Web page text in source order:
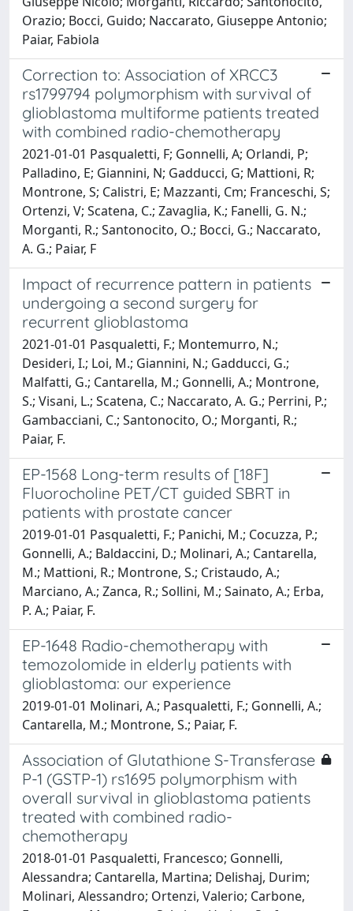
Orazio; Bocci, Guido; Naccarato, Giuseppe Antonio;
Paiar, Fabiola
Correction to: Association of XRCC3
rs1799794 polymorphism with survival of
glioblastoma multiforme patients treated
with combined radio-chemotherapy
2021-01-01 Pasqualetti, F; Gonnelli, A; Orlandi, P;
Palladino, E; Giannini, N; Gadducci, G; Mattioni, R;
Montrone, S; Calistri, E; Mazzanti, Cm; Franceschi, S;
Ortenzi, V; Scatena, C.; Zavaglia, K.; Fanelli, G. N.;
Morganti, R.; Santonocito, O.; Bocci, G.; Naccarato,
A. G.; Paiar, F
Impact of recurrence pattern in patients
undergoing a second surgery for
recurrent glioblastoma
2021-01-01 Pasqualetti, F.; Montemurro, N.;
Desideri, I.; Loi, M.; Giannini, N.; Gadducci, G.;
Malfatti, G.; Cantarella, M.; Gonnelli, A.; Montrone,
S.; Visani, L.; Scatena, C.; Naccarato, A. G.; Perrini, P.;
Gambacciani, C.; Santonocito, O.; Morganti, R.;
Paiar, F.
EP-1568 Long-term results of [18F]
Fluorocholine PET/CT guided SBRT in
patients with prostate cancer
2019-01-01 Pasqualetti, F.; Panichi, M.; Cocuzza, P.;
Gonnelli, A.; Baldaccini, D.; Molinari, A.; Cantarella,
M.; Mattioni, R.; Montrone, S.; Cristaudo, A.;
Marciano, A.; Zanca, R.; Sollini, M.; Sainato, A.; Erba,
P. A.; Paiar, F.
EP-1648 Radio-chemotherapy with
temozolomide in elderly patients with
glioblastoma: our experience
2019-01-01 Molinari, A.; Pasqualetti, F.; Gonnelli, A.;
Cantarella, M.; Montrone, S.; Paiar, F.
Association of Glutathione S-Transferase
P-1 (GSTP-1) rs1695 polymorphism with
overall survival in glioblastoma patients
treated with combined radio-
chemotherapy
2018-01-01 Pasqualetti, Francesco; Gonnelli,
Alessandra; Cantarella, Martina; Delishaj, Durim;
Molinari, Alessandro; Ortenzi, Valerio; Carbone,